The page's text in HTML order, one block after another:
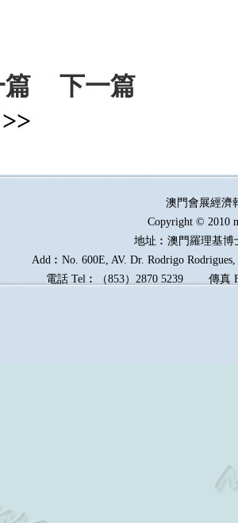
下一篇
>>
澳門會展經
Copyright © 2010
地址︰澳門羅理基博
Add︰No. 600E, AV. Dr. Rodrigo
電話 Tel︰（853）2870 5239傳真